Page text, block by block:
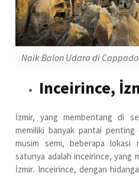
Naik Balon Udara di
Inceirince,
İzmir, yang membentang di
memiliki banyak pantai penting
musim semi, beberapa lokasi
satunya adalah inceirince, yang
İzmir. Inceirince, dengan